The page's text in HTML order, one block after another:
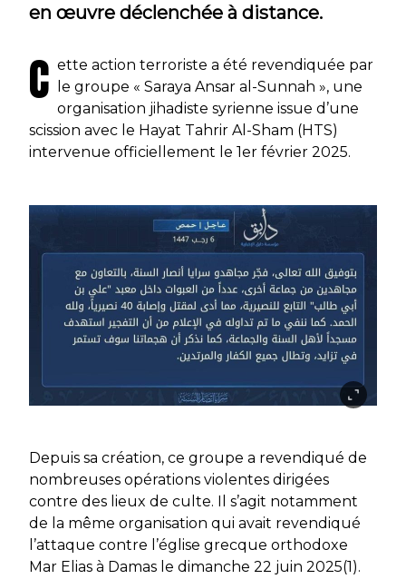
en œuvre déclenchée à distance.
C ette action terroriste a été revendiquée par
le groupe « Saraya Ansar al-Sunnah », une
organisation jihadiste syrienne issue d’une
scission avec le Hayat Tahrir Al-Sham (HTS)
intervenue officiellement le 1er février 2025.
Depuis sa création, ce groupe a revendiqué de
nombreuses opérations violentes dirigées
contre des lieux de culte. Il s’agit notamment
de la même organisation qui avait revendiqué
l’attaque contre l’église grecque orthodoxe
Mar Elias à Damas le dimanche 22 juin 2025(1).